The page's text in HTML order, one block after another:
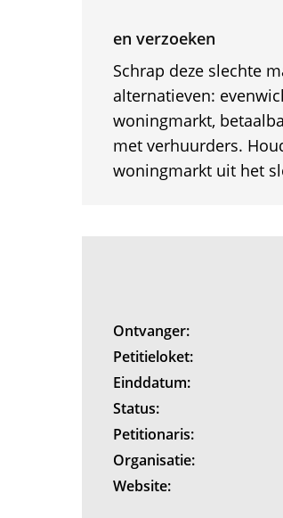
en verzoeken
Schrap deze slechte
alternatieven:
woningmarkt,
met verhuurders.
woningmarkt uit het
Ontvanger:
Petitieloket:
Einddatum:
Status:
Petitionaris:
Organisatie:
Website: